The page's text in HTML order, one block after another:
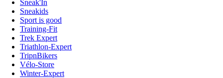
Sneak'In
Sneakids
Sport is good
Training-Fit
Trek Expert
Triathlon-Expert
TripnBikers
Vélo-Store
Winter-Expert